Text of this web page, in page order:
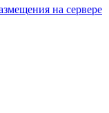
на сервере